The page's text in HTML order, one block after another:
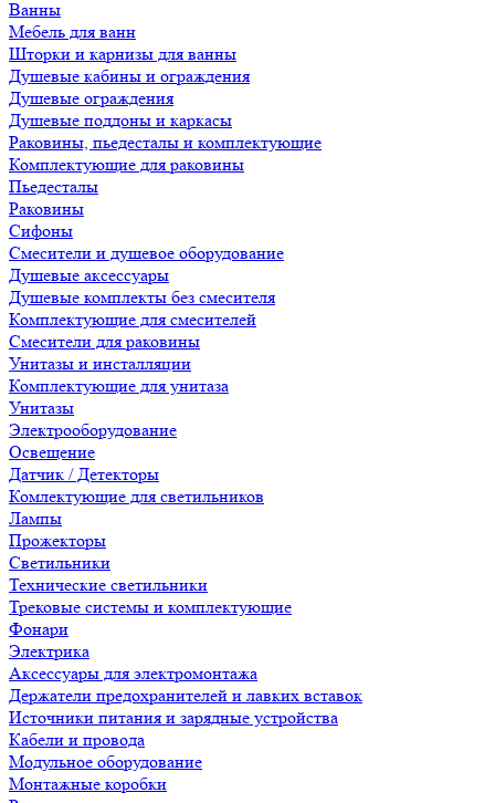
Ванны
Мебель для ванн
Шторки и карнизы для ванны
Душевые кабины и ограждения
Душевые ограждения
Душевые поддоны и каркасы
Раковины, пьедесталы и комплектующие
Комплектующие для раковины
Пьедесталы
Раковины
Сифоны
Смесители и душевое оборудование
Душевые аксессуары
Душевые комплекты без смесителя
Комплектующие для смесителей
Смесители для раковины
Унитазы и инсталляции
Комплектующие для унитаза
Унитазы
Электрооборудование
Освещение
Датчик / Детекторы
Комлектующие для светильников
Лампы
Прожекторы
Светильники
Технические светильники
Трековые системы и комплектующие
Фонари
Электрика
Аксессуары для электромонтажа
Держатели предохранителей и лавких вставок
Источники питания и зарядные устройства
Кабели и провода
Модульное оборудование
Монтажные коробки